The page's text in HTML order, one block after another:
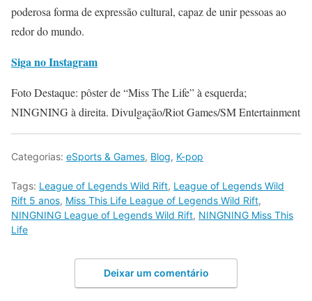
poderosa forma de expressão cultural, capaz de unir pessoas ao
redor do mundo.
Siga no Instagram
Foto Destaque: pôster de “Miss The Life” à esquerda;
NINGNING à direita. Divulgação/Riot Games/SM Entertainment
Categorias: eSports & Games, Blog, K-pop
Tags: League of Legends Wild Rift, League of Legends Wild
Rift 5 anos, Miss This Life League of Legends Wild Rift,
NINGNING League of Legends Wild Rift, NINGNING Miss This
Life
Deixar um comentário